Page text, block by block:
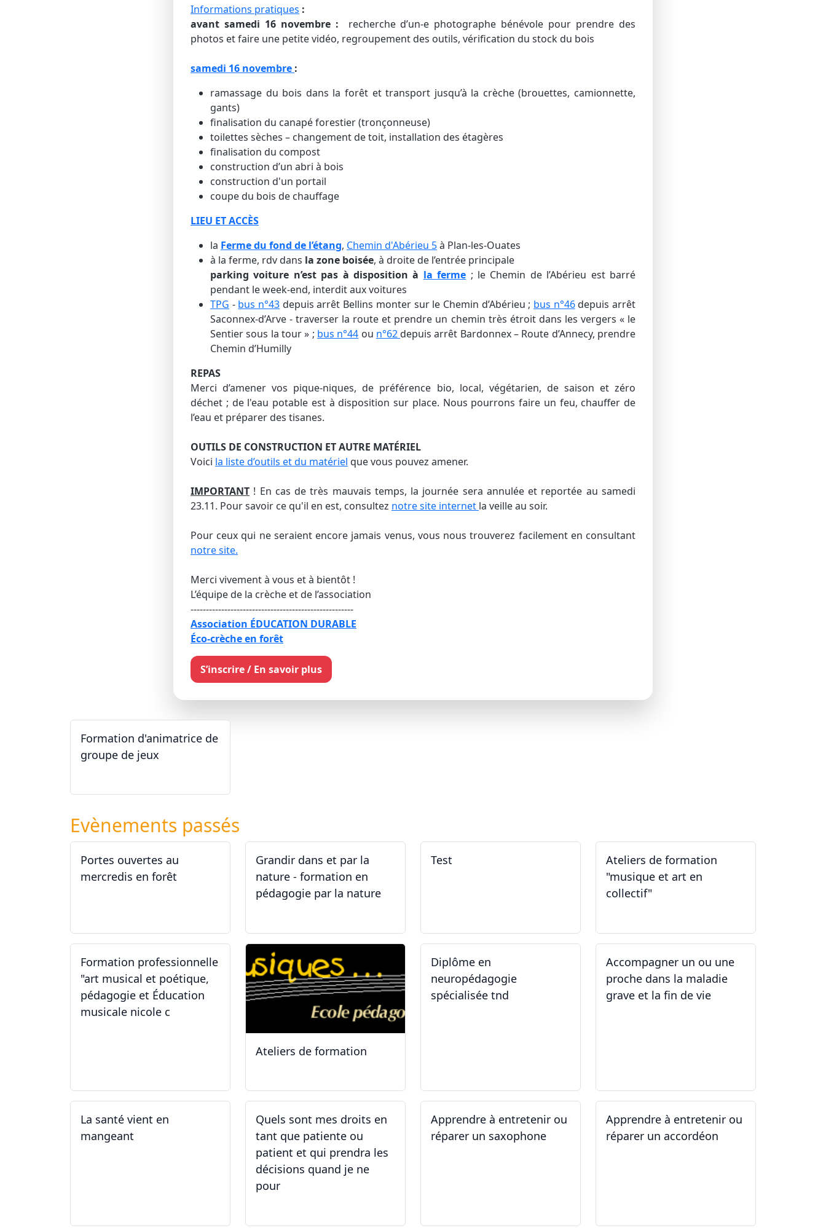
Informations pratiques :
avant samedi 16 novembre :
recherche d’un-e photographe bénévole pour prendre des
photos et faire une petite vidéo, regroupement des outils, vérification du stock du bois
samedi 16 novembre :
ramassage du bois dans la forêt et transport jusqu’à la crèche (brouettes, camionnette,
gants)
finalisation du canapé forestier (tronçonneuse)
toilettes sèches – changement de toit, installation des étagères
finalisation du compost
construction d’un abri à bois
construction d'un portail
coupe du bois de chauffage
LIEU ET ACCÈS
la Ferme du fond de l’étang, Chemin d'Abérieu 5à Plan-les-Ouates
à la ferme, rdv dans la zone boisée, à droite de l’entrée principale
parking voiture n’est pas à disposition à la ferme ; le Chemin de l’Abérieu est barré
pendant le week-end, interdit aux voitures
TPG - bus n°43 depuis arrêt Bellins monter sur le Chemin d’Abérieu ; bus n°46depuis arrêt
Saconnex-d’Arve - traverser la route et prendre un chemin très étroit dans les vergers « le
Sentier sous la tour » ; bus n°44 ou n°62depuis arrêt Bardonnex – Route d’Annecy, prendre
Chemin d’Humilly
REPAS
Merci d’amener vos pique-niques, de préférence bio, local, végétarien, de saison et zéro
déchet ; de l'eau potable est à disposition sur place. Nous pourrons faire un feu, chauffer de
l’eau et préparer des tisanes.
OUTILS DE CONSTRUCTION ET AUTRE MATÉRIEL
Voici la liste d’outils et du matériel que vous pouvez amener.
IMPORTANT ! En cas de très mauvais temps, la journée sera annulée et reportée au samedi
23.11. Pour savoir ce qu'il en est, consultez notre site internet la veille au soir.
Pour ceux qui ne seraient encore jamais venus, vous nous trouverez facilement en consultant
notre site.
Merci vivement à vous et à bientôt !
L’équipe de la crèche et de l’association
-----------------------------------------------------
​Association ÉDUCATION DURABLE
​Éco-crèche en forêt
S’inscrire / En savoir plus
Formation d'animatrice de
groupe de jeux
Evènements passés
Portes ouvertes au
mercredis en forêt
Grandir dans et par la
nature - formation en
pédagogie par la nature
Test
Ateliers de formation
"musique et art en
collectif"
Formation professionnelle
"art musical et poétique,
pédagogie et Éducation
musicale nicole c
Ateliers de formation
Diplôme en
neuropédagogie
spécialisée tnd
Accompagner un ou une
proche dans la maladie
grave et la fin de vie
La santé vient en
mangeant
Quels sont mes droits en
tant que patiente ou
patient et qui prendra les
décisions quand je ne
pour
Apprendre à entretenir ou
réparer un saxophone
Apprendre à entretenir ou
réparer un accordéon